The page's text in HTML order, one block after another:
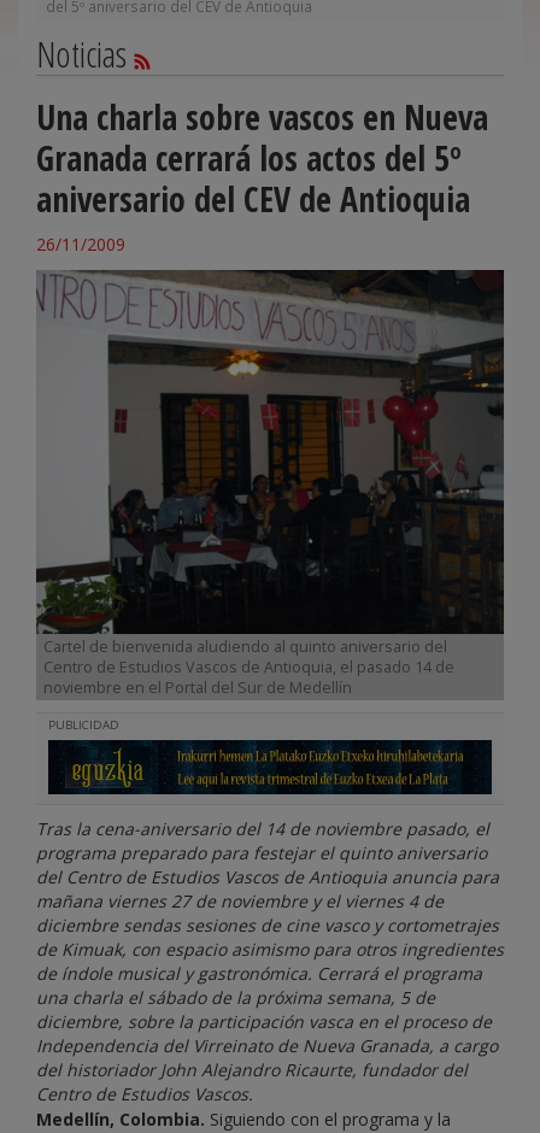
del 5º aniversario del CEV de Antioquia
Noticias
Una charla sobre vascos en Nueva
Granada cerrará los actos del 5º
aniversario del CEV de Antioquia
26/11/2009
Cartel de bienvenida aludiendo al quinto aniversario del
Centro de Estudios Vascos de Antioquia, el pasado 14 de
noviembre en el Portal del Sur de Medellín
PUBLICIDAD
Tras la cena-aniversario del 14 de noviembre pasado, el
programa preparado para festejar el quinto aniversario
del Centro de Estudios Vascos de Antioquia anuncia para
mañana viernes 27 de noviembre y el viernes 4 de
diciembre sendas sesiones de cine vasco y cortometrajes
de Kimuak, con espacio asimismo para otros ingredientes
de índole musical y gastronómica. Cerrará el programa
una charla el sábado de la próxima semana, 5 de
diciembre, sobre la participación vasca en el proceso de
Independencia del Virreinato de Nueva Granada, a cargo
del historiador John Alejandro Ricaurte, fundador del
Centro de Estudios Vascos.
Medellín, Colombia. Siguiendo con el programa y la